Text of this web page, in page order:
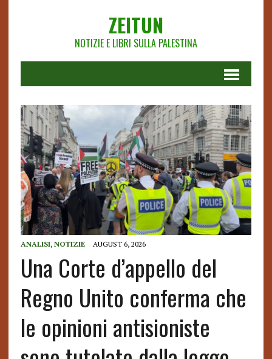
ZEITUN
NOTIZIE E LIBRI SULLA PALESTINA
ANALISI, NOTIZIE AUGUST 6, 2026
Una Corte d’appello del
Regno Unito conferma che
le opinioni antisioniste